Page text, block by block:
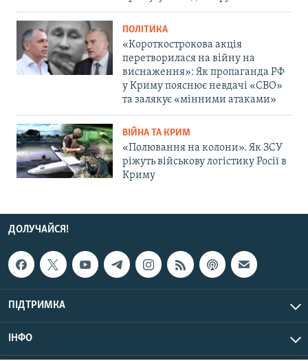
ПОЛІТИКА
«Короткострокова акція
перетворилася на війну на
виснаження»: Як пропаганда РФ
у Криму пояснює невдачі «СВО»
та залякує «мінними атаками»
ВІЙНА ТА КРИМ
«Полювання на колони». Як ЗСУ
ріжуть військову логістику Росії в
Криму
ДОЛУЧАЙСЯ!
ПІДТРИМКА
ІНФО